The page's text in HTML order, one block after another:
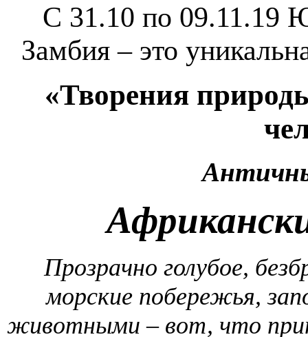
С 31.10 по 09.11.19
Замбия – это
«Творения
Прозрачно голубое,
морские побережья,
животными – вот, что